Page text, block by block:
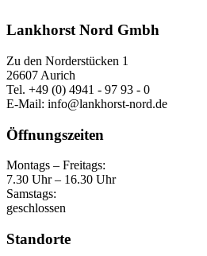
Lankhorst Nord Gmbh
Zu den Norderstücken 1
26607 Aurich
Tel. +49 (0) 4941 - 97 93 - 0
E-Mail: info@lankhorst-nord.de
Öffnungszeiten
Montags – Freitags:
7.30 Uhr – 16.30 Uhr
Samstags:
geschlossen
Standorte